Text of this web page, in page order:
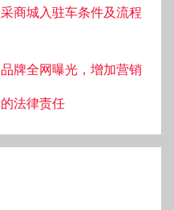
商城入驻车条件及流程
牌全网曝光，增加营销
法律责任